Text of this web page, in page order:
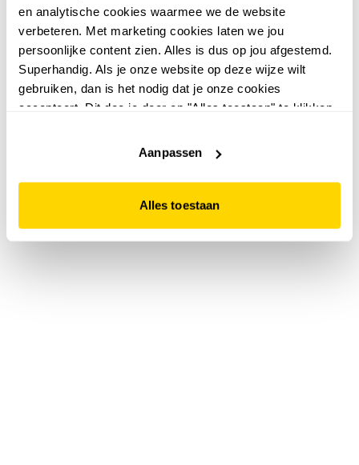
en analytische cookies waarmee we de website
verbeteren. Met marketing cookies laten we jou
persoonlijke content zien. Alles is dus op jou afgestemd.
Superhandig. Als je onze website op deze wijze wilt
gebruiken, dan is het nodig dat je onze cookies
accepteert. Dit doe je door op "Alles toestaan" te klikken.
website niet optimaal functioneert.
Aanpassen
Alles toestaan